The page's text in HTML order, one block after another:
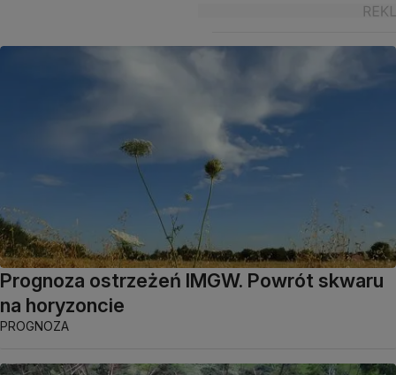
Prognoza ostrzeżeń IMGW. Powrót skwaru
na horyzoncie
PROGNOZA